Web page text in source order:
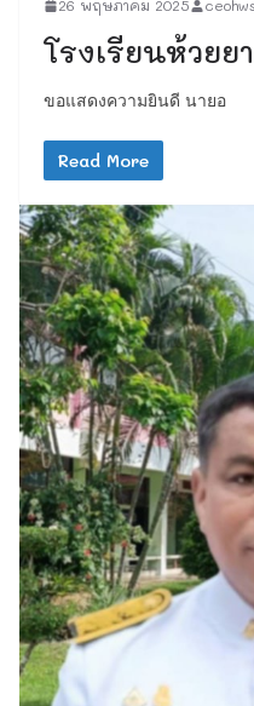
26 พฤษภาคม 2025
โรงเรียนห้วยย
ขอแสดงความยินดี นายอ
Read More